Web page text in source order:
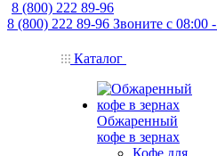
8 (800) 222 89-96
8 (800) 222 89-96 Звоните с 08:00
Каталог
Обжаренный
кофе в зернах
Кофе для